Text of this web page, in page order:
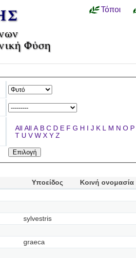
Τόποι
All All A B C D E F G H I J K L M N O P
T U V W X Y Z
Υποείδος
Κοινή ονομασία
sylvestris
graeca